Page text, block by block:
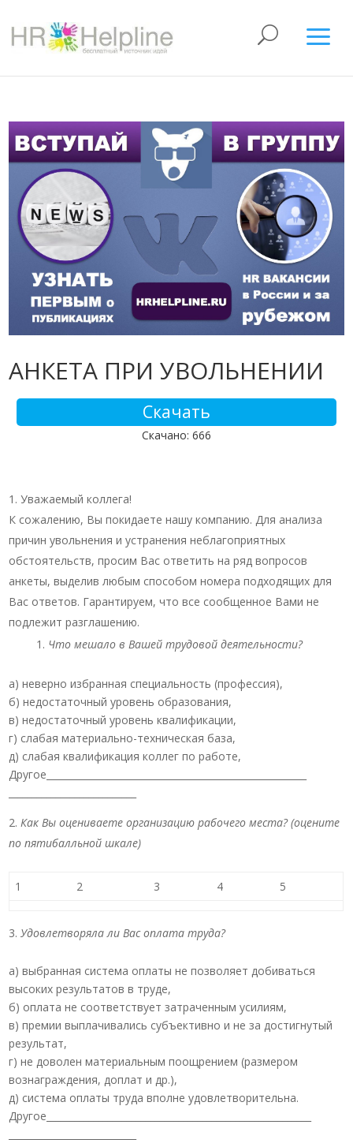
АНКЕТА ПРИ УВОЛЬНЕНИИ
Скачать
Скачано: 666
Уважаемый коллега!
К сожалению, Вы покидаете нашу компанию. Для анализа
причин увольнения и устранения неблагоприятных
обстоятельств, просим Вас ответить на ряд вопросов
анкеты, выделив любым способом номера подходящих для
Вас ответов. Гарантируем, что все сообщенное Вами не
подлежит разглашению.
Что мешало в Вашей трудовой деятельности?
а) неверно избранная специальность (профессия),
б) недостаточный уровень образования,
в) недостаточный уровень квалификации,
г) слабая материально-техническая база,
д) слабая квалификация коллег по работе,
Другое_______________________________________________________
Как Вы оцениваете организацию рабочего места? (оцените
по пятибалльной шкале)
1 2 3 4 5
Удовлетворяла ли Вас оплата труда?
а) выбранная система оплаты не позволяет добиваться
высоких результатов в труде,
б) оплата не соответствует затраченным усилиям,
в) премии выплачивались субъективно и не за достигнутый
результат,
г) не доволен материальным поощрением (размером
вознаграждения, доплат и др.),
д) система оплаты труда вполне удовлетворительна.
Другое________________________________________________________